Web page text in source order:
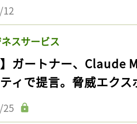
スサービス
】ガートナー、Claude
ィで提言。脅威エク